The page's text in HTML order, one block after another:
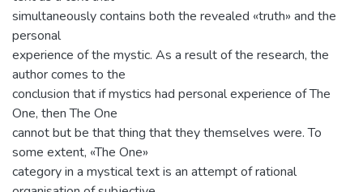
simultaneously contains both the revealed «truth» and the
personal
experience of the mystic. As a result of the research, the
author comes to the
conclusion that if mystics had personal experience of The
One, then The One
cannot but be that thing that they themselves were. To
some extent, «The One»
category in a mystical text is an attempt of rational